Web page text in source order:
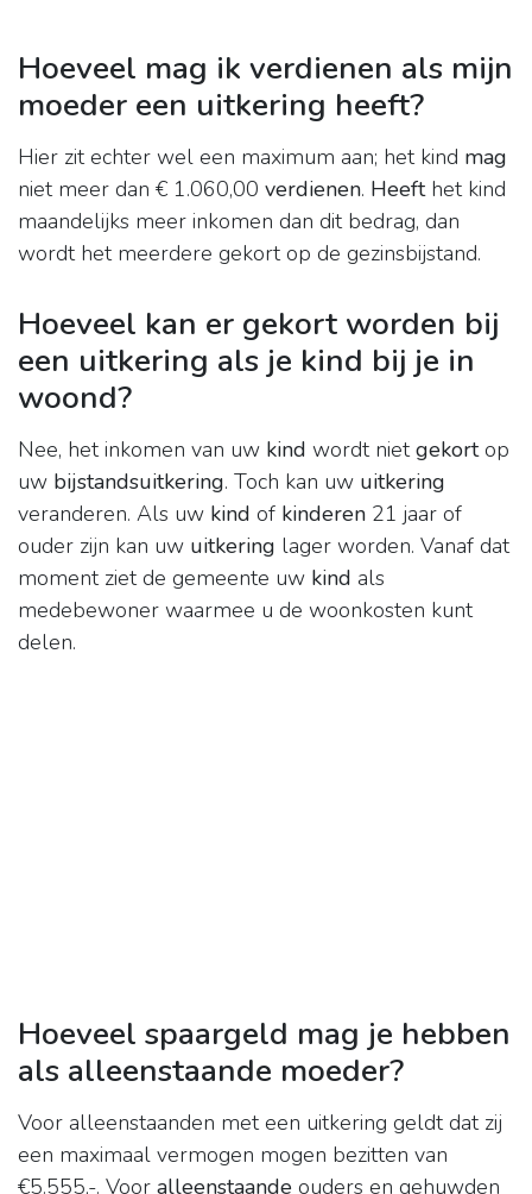
Hoeveel mag ik verdienen als mijn
moeder een uitkering heeft?
Hier zit echter wel een maximum aan; het kind mag
niet meer dan € 1.060,00 verdienen. Heefthet kind
maandelijks meer inkomen dan dit bedrag, dan
wordt het meerdere gekort op de gezinsbijstand.
Hoeveel kan er gekort worden bij
een uitkering als je kind bij je in
woond?
Nee, het inkomen van uw kind wordt nietgekortop
uw bijstandsuitkering. Toch kan uw uitkering
veranderen. Als uw kind of kinderen 21 jaar of
ouder zijn kan uw uitkering lager worden. Vanaf dat
moment ziet de gemeente uw kind als
medebewoner waarmee u de woonkosten kunt
delen.
Hoeveel spaargeld mag je hebben
als alleenstaande moeder?
Voor alleenstaanden met een uitkering geldt dat zij
een maximaal vermogen mogen bezitten van
€5.555,-. Voor alleenstaande ouders en gehuwden